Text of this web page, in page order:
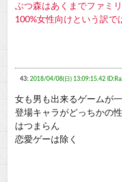
ぶつ森はあくまでファミ
100%女性向けという訳で
43: 2018/04/08(日) 13:09:15.42
女も男も出来るゲームが
登場キャラがどっちかの
はつまらん
恋愛ゲーは除く